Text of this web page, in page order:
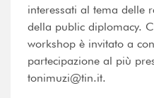
interessati al tema delle
della public diplomacy.
workshop è invitato a
partecipazione al più
tonimuzi@tin.it.